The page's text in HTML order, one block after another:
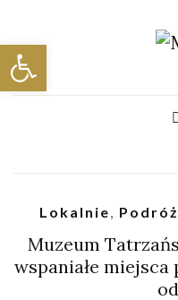
Otwórz pasek narzędzi
Lokalnie
Muzeum
wspaniałe